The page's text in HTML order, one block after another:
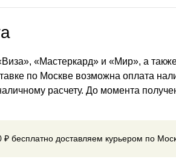
«Мастеркард» и «Мир», а
по Москве возможна оплата
расчету. До момента
бесплатно доставляем курьером по